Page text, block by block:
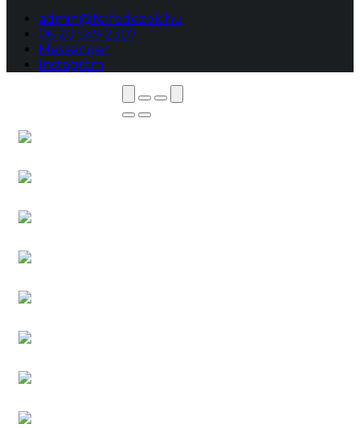
admin@felfedezok.hu
06 20 549 2307
Messenger
Instagram